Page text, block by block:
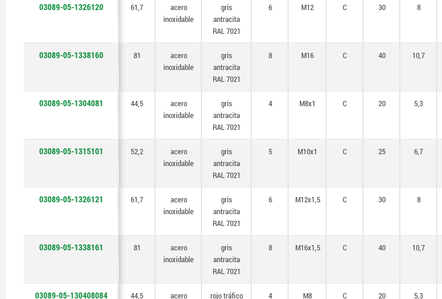
03089-05-1326120 61,7
acero
inoxidable
gris
antracita
RAL 7021
6 M12 C 30 8
03089-05-1338160 81
acero
inoxidable
gris
antracita
RAL 7021
8 M16 C 40 10,7
03089-05-1304081 44,5
acero
inoxidable
gris
antracita
RAL 7021
4 M8x1 C 20 5,3
03089-05-1315101 52,2
acero
inoxidable
gris
antracita
RAL 7021
5 M10x1 C 25 6,7
03089-05-1326121 61,7
acero
inoxidable
gris
antracita
RAL 7021
6 M12x1,5 C 30 8
03089-05-1338161 81
acero
inoxidable
gris
antracita
RAL 7021
8 M16x1,5 C 40 10,7
03089-05-130408084 44,5 acero rojo tráfico 4 M8 C 20 5,3